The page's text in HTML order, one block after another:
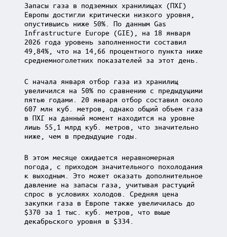
Запасы газа в подземных хранилищах (ПХГ)
Европы достигли критически низкого уровня,
опустившись ниже 50%. По данным Gas
Infrastructure Europe (GIE), на 18 января
2026 года уровень заполненности составил
49,84%, что на 14,66 процентного пункта ниже
среднемноголетних показателей за этот день.
С начала января отбор газа из хранилищ
увеличился на 50% по сравнению с предыдущими
пятью годами. 20 января отбор составил около
607 млн куб. метров, однако общий объем газа
в ПХГ на данный момент находится на уровне
лишь 55,1 млрд куб. метров, что значительно
ниже, чем в предыдущие годы.
В этом месяце ожидается неравномерная
погода, с приходом значительного похолодания
к выходным. Это может оказать дополнительное
давление на запасы газа, учитывая растущий
спрос в условиях холодов. Средняя цена
закупки газа в Европе также увеличилась до
$370 за 1 тыс. куб. метров, что выше
декабрьского уровня в $334.